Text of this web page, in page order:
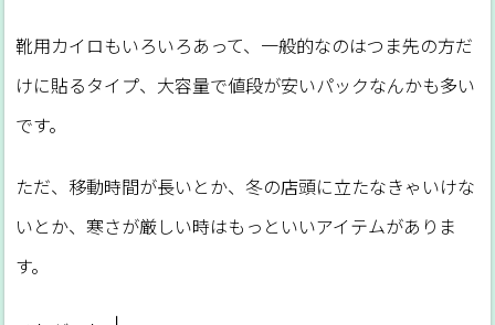
靴用カイロもいろいろあって、一般的なのはつま先の方だ
けに貼るタイプ、大容量で値段が安いパックなんかも多い
です。
ただ、移動時間が長いとか、冬の店頭に立たなきゃいけな
いとか、寒さが厳しい時はもっといいアイテムがありま
す。